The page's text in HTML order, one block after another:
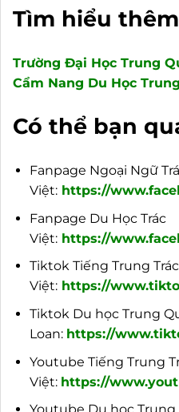
Tìm hiểu
Trường Đại Học Trung
Cẩm Nang Du Học
Có thể bạn
Fanpage Ngoại Ngữ
Việt: https://
Fanpage Du Học Trác
Việt:https://
Tiktok Tiếng Trung Trác
Việt: https://
Tiktok Du học Trung
Loan: https://
Youtube Tiếng Trung
Việt: https://